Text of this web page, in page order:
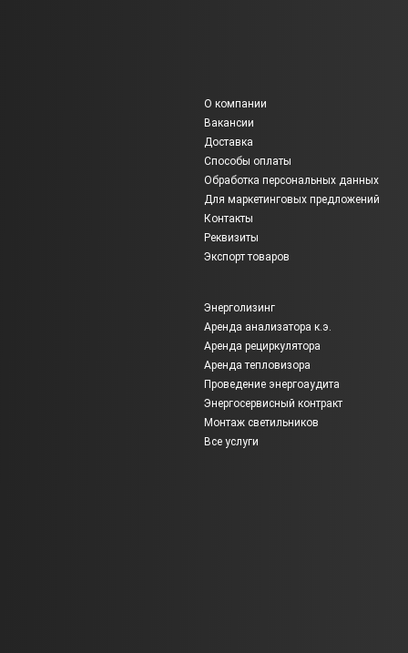
О компании
Вакансии
Доставка
Способы оплаты
Обработка персональных данных
Для маркетинговых предложений
Контакты
Реквизиты
Экспорт товаров
Энерголизинг
Аренда анализатора к.э.
Аренда рециркулятора
Аренда тепловизора
Проведение энергоаудита
Энергосервисный контракт
Монтаж светильников
Все услуги